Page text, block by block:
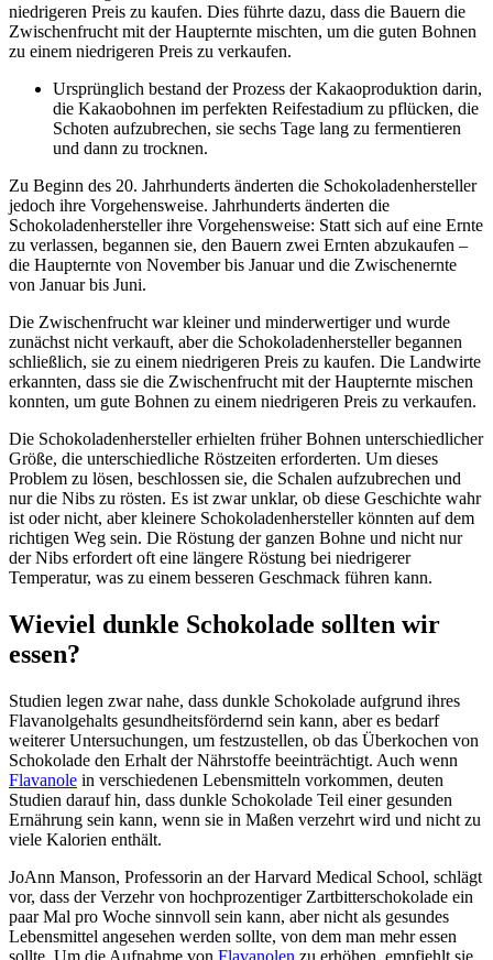
niedrigeren Preis zu kaufen. Dies führte dazu, dass die Bauern die
Zwischenfrucht mit der Haupternte mischten, um die guten Bohnen
zu einem niedrigeren Preis zu verkaufen.
Ursprünglich bestand der Prozess der Kakaoproduktion darin,
die Kakaobohnen im perfekten Reifestadium zu pflücken, die
Schoten aufzubrechen, sie sechs Tage lang zu fermentieren
und dann zu trocknen.
Zu Beginn des 20. Jahrhunderts änderten die Schokoladenhersteller
jedoch ihre Vorgehensweise. Jahrhunderts änderten die
Schokoladenhersteller ihre Vorgehensweise: Statt sich auf eine Ernte
zu verlassen, begannen sie, den Bauern zwei Ernten abzukaufen –
die Haupternte von November bis Januar und die Zwischenernte
von Januar bis Juni.
Die Zwischenfrucht war kleiner und minderwertiger und wurde
zunächst nicht verkauft, aber die Schokoladenhersteller begannen
schließlich, sie zu einem niedrigeren Preis zu kaufen. Die Landwirte
erkannten, dass sie die Zwischenfrucht mit der Haupternte mischen
konnten, um gute Bohnen zu einem niedrigeren Preis zu verkaufen.
Die Schokoladenhersteller erhielten früher Bohnen unterschiedlicher
Größe, die unterschiedliche Röstzeiten erforderten. Um dieses
Problem zu lösen, beschlossen sie, die Schalen aufzubrechen und
nur die Nibs zu rösten. Es ist zwar unklar, ob diese Geschichte wahr
ist oder nicht, aber kleinere Schokoladenhersteller könnten auf dem
richtigen Weg sein. Die Röstung der ganzen Bohne und nicht nur
der Nibs erfordert oft eine längere Röstung bei niedrigerer
Temperatur, was zu einem besseren Geschmack führen kann.
Wieviel dunkle Schokolade sollten wir
essen?
Studien legen zwar nahe, dass dunkle Schokolade aufgrund ihres
Flavanolgehalts gesundheitsfördernd sein kann, aber es bedarf
weiterer Untersuchungen, um festzustellen, ob das Überkochen von
Schokolade den Erhalt der Nährstoffe beeinträchtigt. Auch wenn
Flavanole in verschiedenen Lebensmitteln vorkommen, deuten
Studien darauf hin, dass dunkle Schokolade Teil einer gesunden
Ernährung sein kann, wenn sie in Maßen verzehrt wird und nicht zu
viele Kalorien enthält.
JoAnn Manson, Professorin an der Harvard Medical School, schlägt
vor, dass der Verzehr von hochprozentiger Zartbitterschokolade ein
paar Mal pro Woche sinnvoll sein kann, aber nicht als gesundes
Lebensmittel angesehen werden sollte, von dem man mehr essen